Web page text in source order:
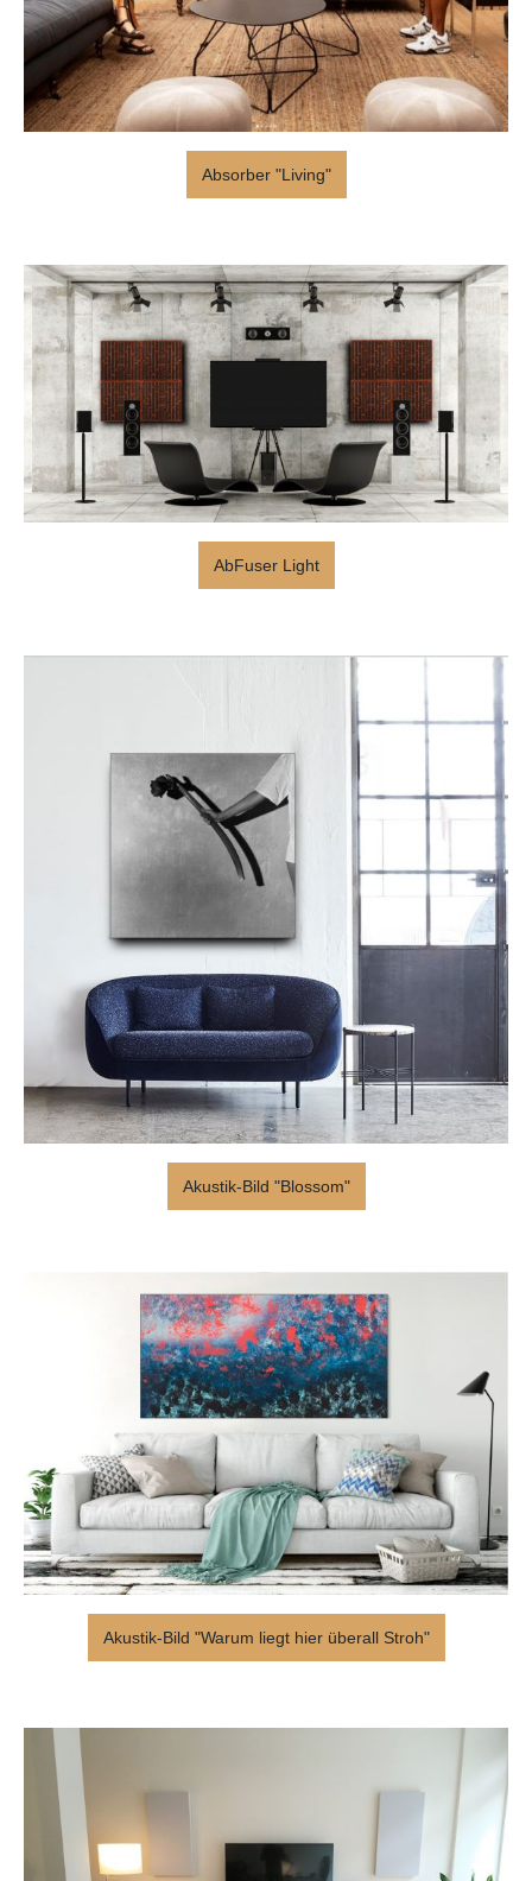
Absorber "Living"
AbFuser Light
Akustik-Bild "Blossom"
Akustik-Bild "Warum liegt hier überall Stroh"